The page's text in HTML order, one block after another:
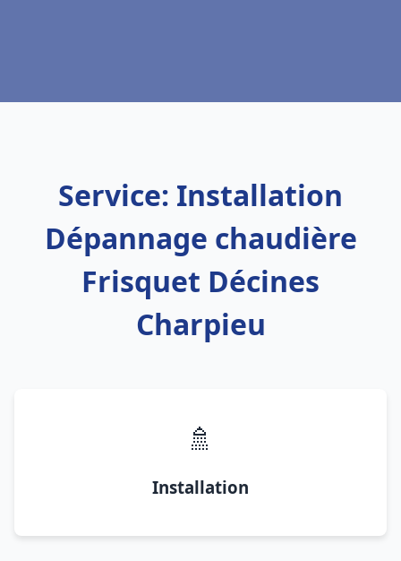
Service: Installation
Dépannage chaudière
Frisquet Décines
Charpieu
🚿
Installation